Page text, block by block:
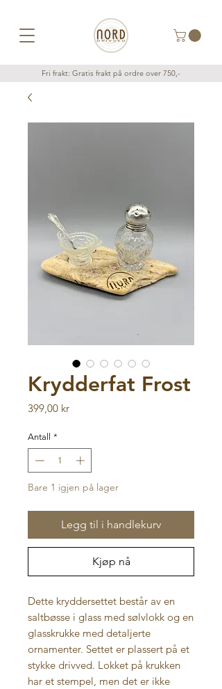
Fri frakt: Gratis frakt på ordre over 750,-
Krydderfat Frost
399,00 krPris
Antall *
Bare 1 igjen på lager
Legg til i handlekurv
Kjøp nå
Dette kryddersettet består av en
saltbøsse i glass med sølvlokk og en
glasskrukke med detaljerte
ornamenter. Settet er plassert på et
stykke drivved. Lokket på krukken
har et stempel, men det er ikke